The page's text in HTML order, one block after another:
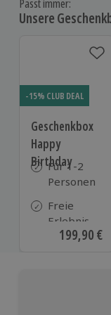
Unsere
-15% CLUB DEAL
Geschenkbox
Happy
Birthday
Für 1-2
Personen
Freie
Erlebnis-
Auswahl
Aktueller
199,90 €